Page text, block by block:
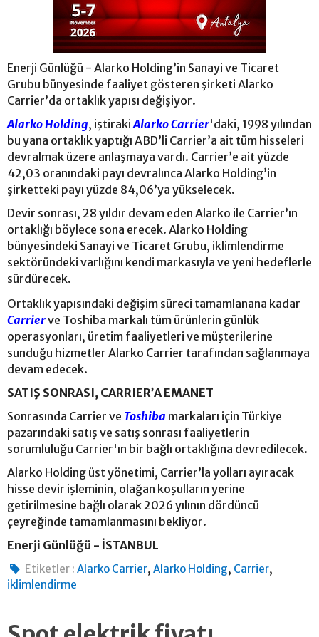
Enerji Günlüğü - Alarko Holding’in Sanayi ve Ticaret
Grubu bünyesinde faaliyet gösteren şirketi Alarko
Carrier’da ortaklık yapısı değişiyor.
Alarko Holding, iştirakiAlarko Carrier'daki, 1998 yılından
bu yana ortaklık yaptığı ABD’li Carrier’a ait tüm hisseleri
devralmak üzere anlaşmaya vardı. Carrier’e ait yüzde
42,03 oranındaki payı devralınca Alarko Holding’in
şirketteki payı yüzde 84,06’ya yükselecek.
Devir sonrası, 28 yıldır devam eden Alarko ile Carrier’ın
ortaklığı böylece sona erecek. Alarko Holding
bünyesindeki Sanayi ve Ticaret Grubu, iklimlendirme
sektöründeki varlığını kendi markasıyla ve yeni hedeflerle
sürdürecek.
Ortaklık yapısındaki değişim süreci tamamlanana kadar
Carrierve Toshiba markalı tüm ürünlerin günlük
operasyonları, üretim faaliyetleri ve müşterilerine
sunduğu hizmetler Alarko Carrier tarafından sağlanmaya
devam edecek.
SATIŞ SONRASI, CARRIER’A EMANET
Sonrasında Carrier ve Toshiba markaları için Türkiye
pazarındaki satış ve satış sonrası faaliyetlerin
sorumluluğu Carrier'ın bir bağlı ortaklığına devredilecek.
Alarko Holding üst yönetimi, Carrier’la yolları ayıracak
hisse devir işleminin, olağan koşulların yerine
getirilmesine bağlı olarak 2026 yılının dördüncü
çeyreğinde tamamlanmasını bekliyor.
Enerji Günlüğü - İSTANBUL
Etiketler : Alarko Carrier,Alarko Holding, Carrier,
iklimlendirme